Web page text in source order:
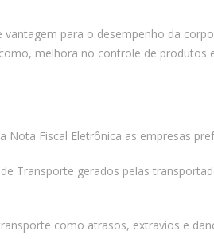
para o desempenho da
melhora no controle de produtos
Fiscal Eletrônica as empresas
Transporte gerados pelas
como atrasos, extravios e